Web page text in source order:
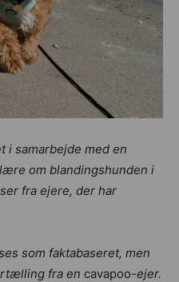
i samarbejde med en
om blandingshunden i
fra ejere, der har
som faktabaseret, men
fra en cavapoo-ejer.